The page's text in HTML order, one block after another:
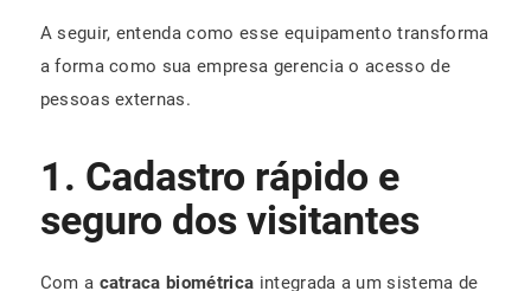
A seguir, entenda como esse equipamento transforma
a forma como sua empresa gerencia o acesso de
pessoas externas.
1. Cadastro rápido e
seguro dos visitantes
Com a catraca biométrica integrada a um sistema de